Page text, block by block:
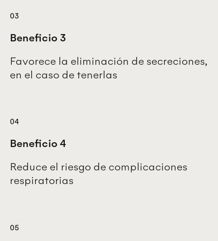
03
Beneficio 3
Favorece la eliminación de secreciones,
en el caso de tenerlas
04
Beneficio 4
Reduce el riesgo de complicaciones
respiratorias
05